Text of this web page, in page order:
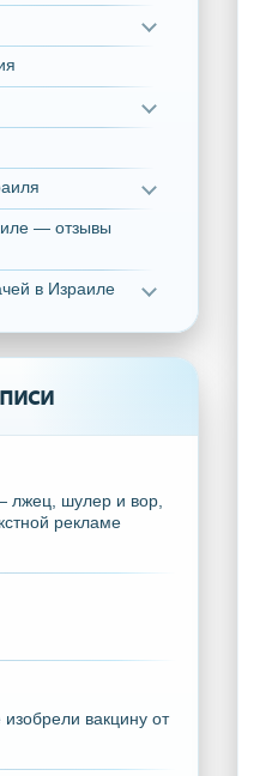
— отзывы
в Израиле
лжец, шулер и вор,
рекламе
вакцину от